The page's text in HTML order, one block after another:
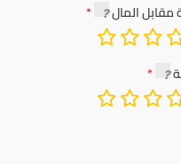
مقابل المال